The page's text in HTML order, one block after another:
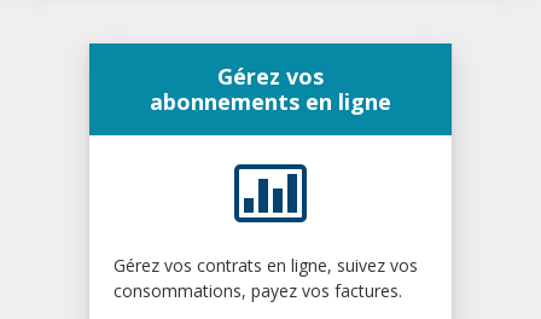
Gérez vos
abonnements en ligne
Gérez vos contrats en ligne, suivez vos
consommations, payez vos factures.